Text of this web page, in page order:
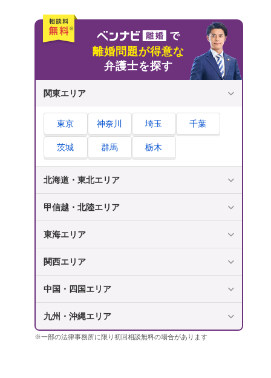
離婚問題が得意な
弁護士を探す
関東エリア
東京 神奈川 埼玉 千葉
茨城 群馬 栃木
北海道・東北エリア
甲信越・北陸エリア
東海エリア
関西エリア
中国・四国エリア
九州・沖縄エリア
※一部の法律事務所に限り初回相談無料の場合があります